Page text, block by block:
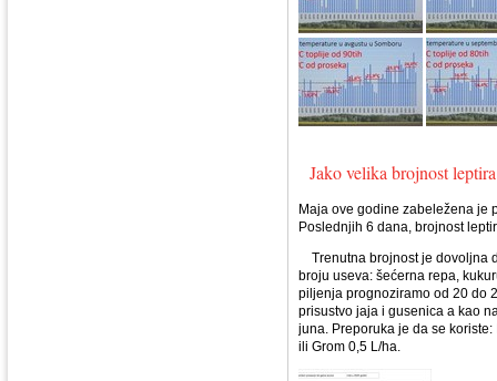
Jako velika brojnost
Maja ove godine zabeležena je
Poslednjih 6 dana, brojnost
Trenutna brojnost je dovoljna
broju useva: šećerna repa,
piljenja prognoziramo od 20 do
prisustvo jaja i gusenica a kao
juna. Preporuka je da se
ili Grom 0,5 L/ha.